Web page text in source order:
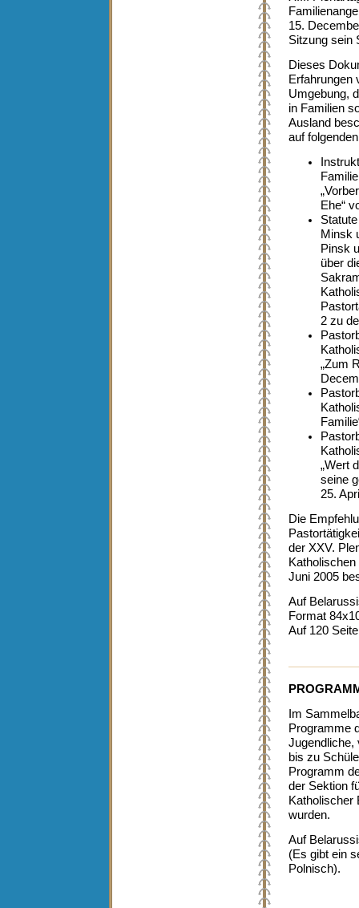
15.
Sitzung sein
Dieses
Erfahrungen
Umgebung,
in Familien
Ausland
auf
Ehe“
Minsk
Pinsk
über
2 zu
„Zum
„Wert
seine
25.
Die
der XXV.
Juni 2005
Auf
Format
Auf 120
Im
Programme
Jugendliche,
bis zu
Programm
der Sektion
Katholischer
wurden.
Auf
(Es gibt ein
Polnisch).